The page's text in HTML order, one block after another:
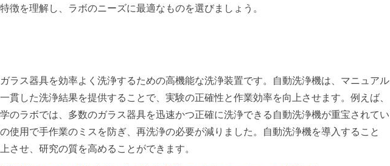
徴を理解し、ラボのニーズに最適なものを選びましょう。
ラス器具を効率よく洗浄するための高機能な洗浄装置です。自動洗浄機は、マニュアル
貫した洗浄結果を提供することで、実験の正確性と作業効率を向上させます。例えば、
のラボでは、多数のガラス器具を迅速かつ正確に洗浄できる自動洗浄機が重宝されてい
使用で手作業のミスを防ぎ、再洗浄の必要が減りました。自動洗浄機を導入すること
させ、研究の質を高めることができます。